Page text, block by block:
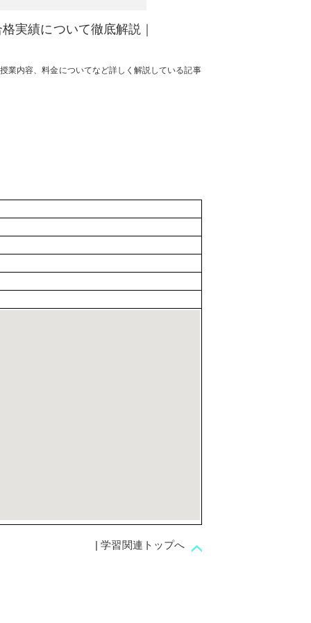
実績について徹底解説｜
業内容、料金についてなど詳しく解説している記事
| 学習関連トップへ